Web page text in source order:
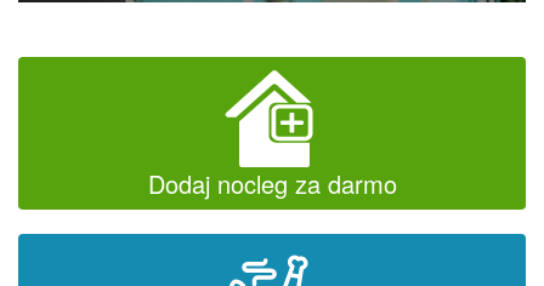
Dodaj nocleg za darmo